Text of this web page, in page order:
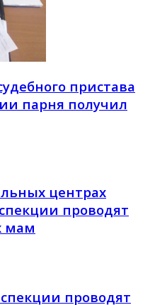
пристава
парня получил
центрах
проводят
мам
проводят